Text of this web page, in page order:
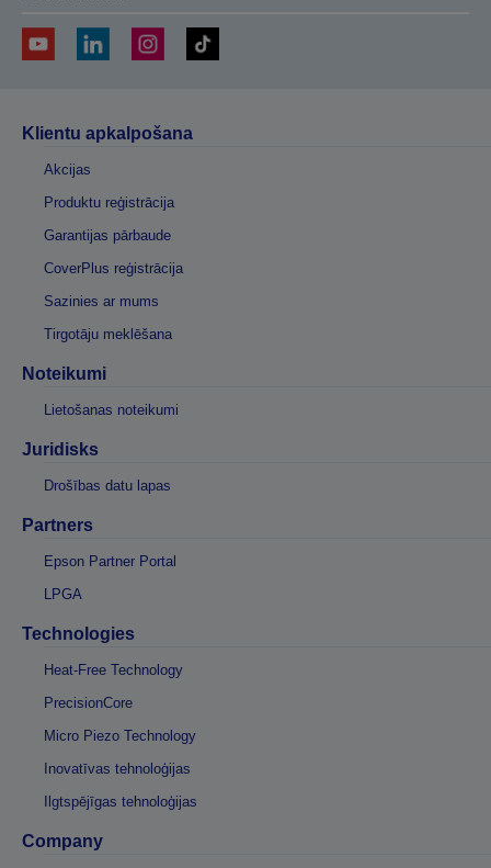
Klientu apkalpošana
Akcijas
Produktu reģistrācija
Garantijas pārbaude
CoverPlus reģistrācija
Sazinies ar mums
Tirgotāju meklēšana
Noteikumi
Lietošanas noteikumi
Juridisks
Drošības datu lapas
Partners
Epson Partner Portal
LPGA
Technologies
Heat-Free Technology
PrecisionCore
Micro Piezo Technology
Inovatīvas tehnoloģijas
Ilgtspējīgas tehnoloģijas
Company